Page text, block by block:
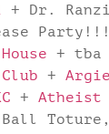
+ Dr.
Party!!!
+ tba
+
+ Atheist